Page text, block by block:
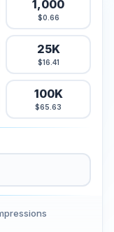
1,000
$0.66
25K
$16.41
100K
$65.63